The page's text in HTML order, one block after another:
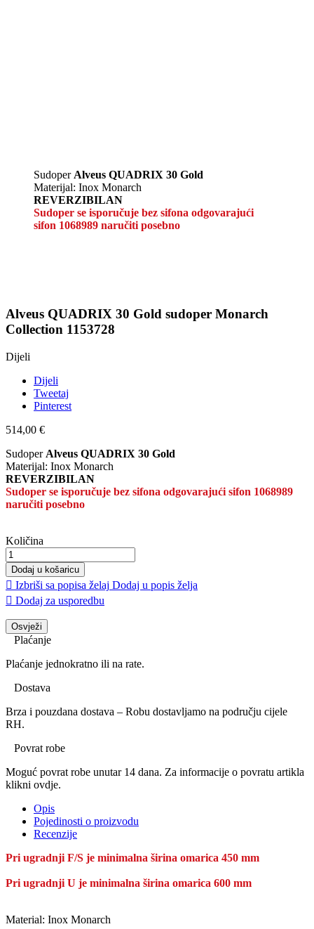
Sudoper Alveus QUADRIX 30 Gold
Materijal: Inox Monarch
REVERZIBILAN
Sudoper se isporučuje bez sifona odgovarajući
sifon 1068989 naručiti posebno
Alveus QUADRIX 30 Gold sudoper Monarch
Collection 1153728
Dijeli
Dijeli
Tweetaj
Pinterest
514,00 €
Sudoper Alveus QUADRIX 30 Gold
Materijal: Inox Monarch
REVERZIBILAN
Sudoper se isporučuje bez sifona odgovarajući sifon 1068989
naručiti posebno
Količina
Dodaj u košaricu
 Izbriši sa popisa želaj Dodaj u popis želja
 Dodaj za usporedbu
Plaćanje
Plaćanje jednokratno ili na rate.
Dostava
Brza i pouzdana dostava – Robu dostavljamo na području cijele
RH.
Povrat robe
Moguć povrat robe unutar 14 dana. Za informacije o povratu artikla
klikni ovdje.
Opis
Pojedinosti o proizvodu
Recenzije
Pri ugradnji F/S je minimalna širina omarica 450 mm
Pri ugradnji U je minimalna širina omarica 600 mm
Material: Inox Monarch